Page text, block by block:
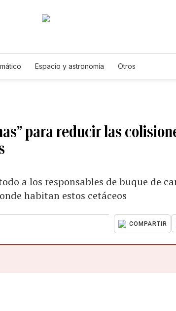
Espacio y astronomía Otros
para reducir las
a los responsables de buque de
habitan estos cetáceos
COMPARTIR